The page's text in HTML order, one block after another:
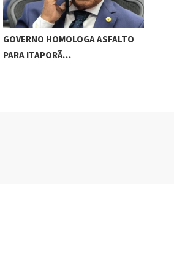
GOVERNO HOMOLOGA ASFALTO
PARA ITAPORÃ…